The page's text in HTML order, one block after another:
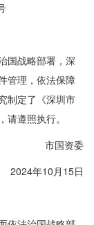
国战略部署，深
管理，依法保障
制定了《深圳市
遵照执行。
市国资委
年10月15日